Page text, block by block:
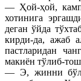
— Ҳой-ҳой,
хотинига
деган ўйда
кирди-да, ажаб
пастларидан
макиён тўлиб-
— Э, жинни